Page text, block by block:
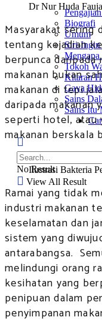
Biografi
Umum
Siri-Ingin
Mengapa
Tokoh
Kitaran
Gaya
Sains
Sains Itu
No Result
View All Result
Dr Nur Huda
Masyarakat sering
tentang kejadian
berpunca daripada
makanan bukan
makanan di tepi
daripada makanan
seperti hotel, atau
makanan berskala
Ilustrasi Bakteria
Ramai yang tidak
industri makanan
keselamatan dan
sistem yang
antarabangsa.
melindungi orang
kesihatan yang
penipuan dalam
penyimpanan